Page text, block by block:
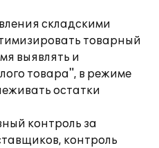
складскими
товарный
выявлять и
товара", в режиме
остатки
контроль за
контроль